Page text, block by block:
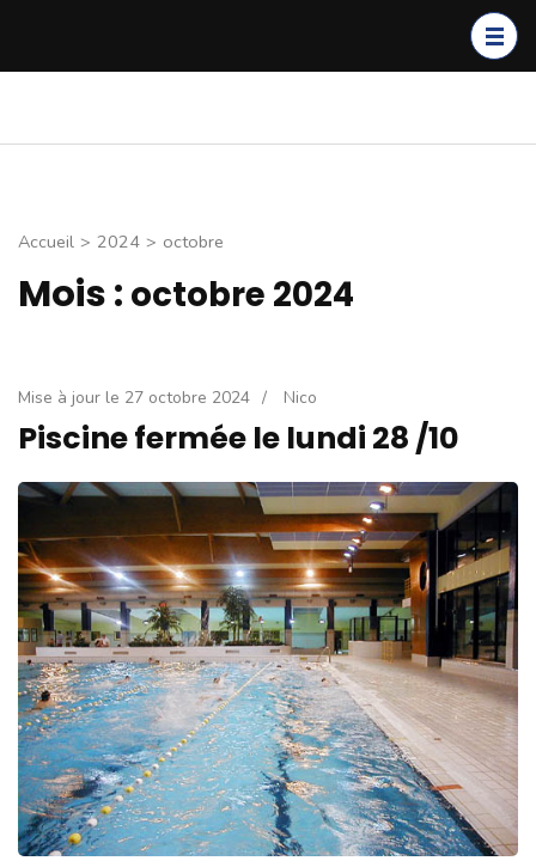
Entrée)
Thionville
Entrainement, voyages,
Accueil > 2024 > octobre
Mois : octobre 2024
Mise à jour le 27 octobre 2024 / Nico
Piscine fermée le lundi 28 /10